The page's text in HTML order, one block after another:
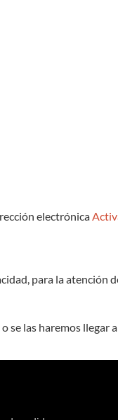
electrónica
para la atención
o se las haremos llegar